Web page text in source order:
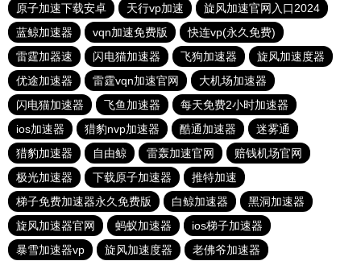
原子加速下载安卓
天行vp加速
旋风加速官网入口2024
蓝鲸加速器
vqn加速免费版
快连vp(永久免费)
雷霆加器速
闪电猫加速器 飞狗加速器
旋风加速度器
优途加速器
雷霆vqn加速官网
大机场加速器
闪电猫加速器
飞鱼加速器
每天免费2小时加速器
ios加速器
猎豹nvp加速器 酷通加速器
迷雾通
猎豹加速器
自由鲸 雷轰加速官网
赔钱机场官网
极光加速器
下载原子加速器
推特加速
梯子免费加速器永久免费版
白鲸加速器
黑洞加速器
旋风加速器官网
蚂蚁加速器
ios梯子加速器
暴雪加速器vp
旋风加速度器 老佛爷加速器